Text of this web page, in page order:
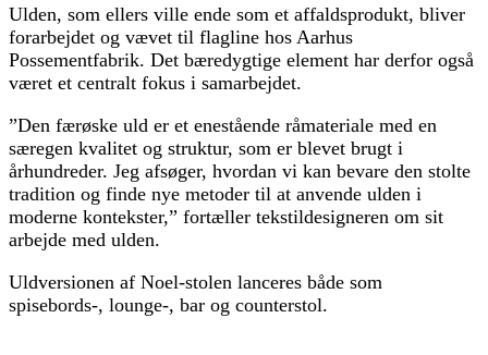
Ulden, som ellers ville ende som et affaldsprodukt, bliver
forarbejdet og vævet til flagline hos Aarhus
Possementfabrik. Det bæredygtige element har derfor også
været et centralt fokus i samarbejdet.
”Den færøske uld er et enestående råmateriale med en
særegen kvalitet og struktur, som er blevet brugt i
århundreder. Jeg afsøger, hvordan vi kan bevare den stolte
tradition og finde nye metoder til at anvende ulden i
moderne kontekster,” fortæller tekstildesigneren om sit
arbejde med ulden.
Uldversionen af Noel-stolen lanceres både som
spisebords-, lounge-, bar og counterstol.